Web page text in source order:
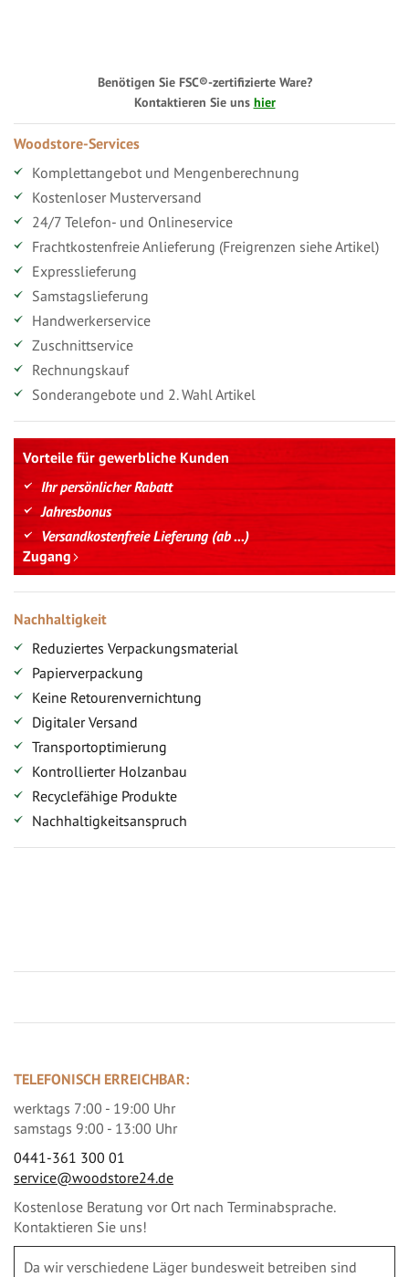
Benötigen Sie FSC®-zertifizierte Ware?
Kontaktieren Sie uns hier
Woodstore-Services
Komplettangebot und Mengenberechnung
Kostenloser Musterversand
24/7 Telefon- und Onlineservice
Frachtkostenfreie Anlieferung (Freigrenzen siehe Artikel)
Expresslieferung
Samstagslieferung
Handwerkerservice
Zuschnittservice
Rechnungskauf
Sonderangebote und 2. Wahl Artikel
Vorteile für gewerbliche Kunden
Ihr persönlicher Rabatt
Jahresbonus
Versandkostenfreie Lieferung (ab ...)
Zugang
Nachhaltigkeit
Reduziertes Verpackungsmaterial
Papierverpackung
Keine Retourenvernichtung
Digitaler Versand
Transportoptimierung
Kontrollierter Holzanbau
Recyclefähige Produkte
Nachhaltigkeitsanspruch
TELEFONISCH ERREICHBAR:
werktags 7:00 - 19:00 Uhr
samstags 9:00 - 13:00 Uhr
0441-361 300 01
service@woodstore24.de
Kostenlose Beratung vor Ort nach Terminabsprache.
Kontaktieren Sie uns!
Da wir verschiedene Läger bundesweit betreiben sind